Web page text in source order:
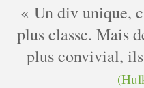
Un div unique,
plus classe. Mais
plus convivial,